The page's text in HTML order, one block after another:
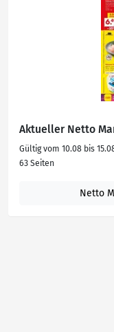
Aktueller Netto
Gültig vom 10.08 bis
63 Seiten
Netto